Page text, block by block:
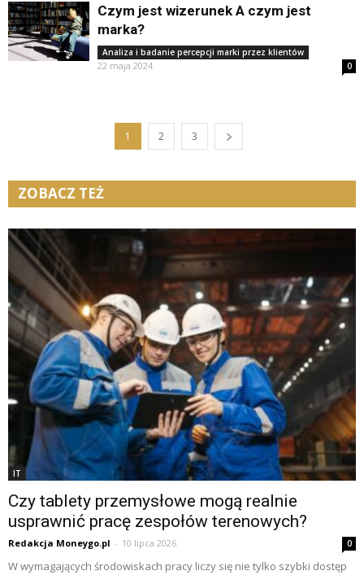
Czym jest wizerunek A czym jest
marka?
Analiza i badanie percepcji marki przez klientów
22 maja 2024 0
1 2 3
ZOBACZ TEŻ
IT
Czy tablety przemysłowe mogą realnie
usprawnić pracę zespołów terenowych?
Redakcja Moneygo.pl - 10 lipca 2026 0
W wymagających środowiskach pracy liczy się nie tylko szybki dostęp